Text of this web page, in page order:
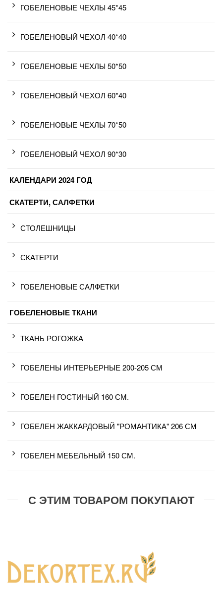
ГОБЕЛЕНОВЫЕ ЧЕХЛЫ 45*45
ГОБЕЛЕНОВЫЙ ЧЕХОЛ 40*40
ГОБЕЛЕНОВЫЕ ЧЕХЛЫ 50*50
ГОБЕЛЕНОВЫЙ ЧЕХОЛ 60*40
ГОБЕЛЕНОВЫЕ ЧЕХЛЫ 70*50
ГОБЕЛЕНОВЫЙ ЧЕХОЛ 90*30
КАЛЕНДАРИ 2024 ГОД
СКАТЕРТИ, САЛФЕТКИ
СТОЛЕШНИЦЫ
СКАТЕРТИ
ГОБЕЛЕНОВЫЕ САЛФЕТКИ
ГОБЕЛЕНОВЫЕ ТКАНИ
ТКАНЬ РОГОЖКА
ГОБЕЛЕНЫ ИНТЕРЬЕРНЫЕ 200-205 СМ
ГОБЕЛЕН ГОСТИНЫЙ 160 СМ.
ГОБЕЛЕН ЖАККАРДОВЫЙ "РОМАНТИКА" 206 СМ
ГОБЕЛЕН МЕБЕЛЬНЫЙ 150 СМ.
С ЭТИМ ТОВАРОМ ПОКУПАЮТ